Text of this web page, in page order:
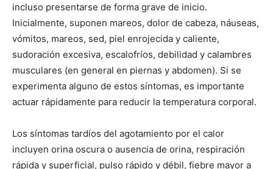
incluso presentarse de forma grave de inicio.
Inicialmente, suponen mareos, dolor de cabeza, náuseas,
vómitos, mareos, sed, piel enrojecida y caliente,
sudoración excesiva, escalofríos, debilidad y calambres
musculares (en general en piernas y abdomen). Si se
experimenta alguno de estos síntomas, es importante
actuar rápidamente para reducir la temperatura corporal.
Los síntomas tardíos del agotamiento por el calor
incluyen orina oscura o ausencia de orina, respiración
rápida y superficial, pulso rápido y débil, fiebre mayor a